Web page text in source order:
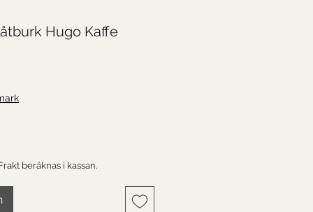
Hugo Kaffe
beräknas i kassan.